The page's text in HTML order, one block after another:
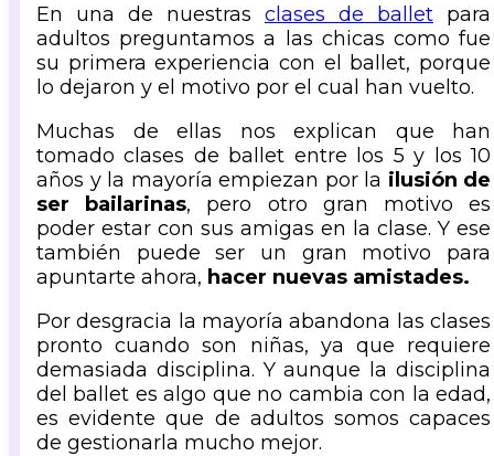
En una de nuestras clases de ballet para
adultos preguntamos a las chicas como fue
su primera experiencia con el ballet, porque
lo dejaron y el motivo por el cual han vuelto.
Muchas de ellas nos explican que han
tomado clases de ballet entre los 5 y los 10
años y la mayoría empiezan por la ilusión de
ser bailarinas, pero otro gran motivo es
poder estar con sus amigas en la clase. Y ese
también puede ser un gran motivo para
apuntarte ahora, hacer nuevas amistades.
Por desgracia la mayoría abandona las clases
pronto cuando son niñas, ya que requiere
demasiada disciplina. Y aunque la disciplina
del ballet es algo que no cambia con la edad,
es evidente que de adultos somos capaces
de gestionarla mucho mejor.